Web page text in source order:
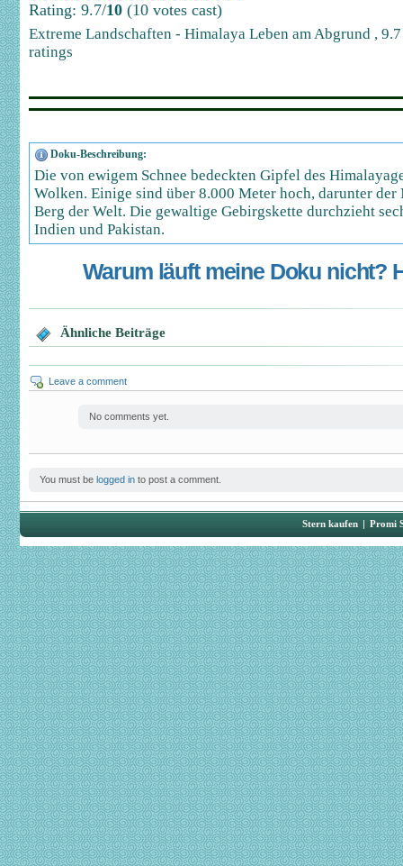
Rating: 9.7/10 (10 votes cast)
Extreme Landschaften - Himalaya Leben am Abgrund , 9.7
ratings
Doku-Beschreibung:
Die von ewigem Schnee bedeckten Gipfel des
Wolken. Einige sind über 8.000 Meter hoch, darunter der
Berg der Welt. Die gewaltige Gebirgskette durchzieht
Indien und Pakistan.
Warum läuft meine Doku nicht?
Ähnliche Beiträge
Leave a comment
No comments yet.
You must be logged in to post a comment.
Stern kaufen | Promi